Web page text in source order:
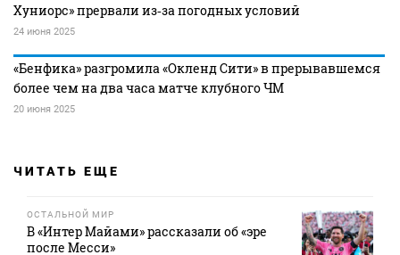
Хуниорс» прервали из‑за погодных условий
24 июня 2025
«Бенфика» разгромила «Окленд Сити» в прерывавшемся
более чем на два часа матче клубного ЧМ
20 июня 2025
ЧИТАТЬ ЕЩЕ
ОСТАЛЬНОЙ МИР
В «Интер Майами» рассказали об «эре
после Месси»